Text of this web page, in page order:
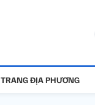
TRANG ĐỊA PHƯƠNG